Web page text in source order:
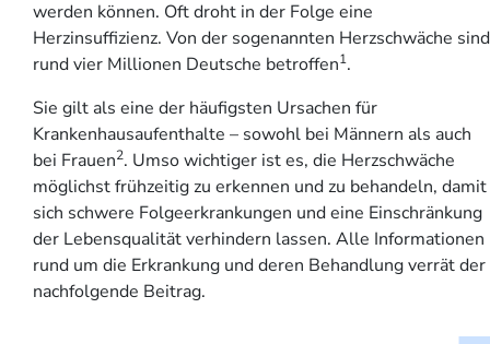
werden können. Oft droht in der Folge eine
Herzinsuffizienz. Von der sogenannten Herzschwäche sind
rund vier Millionen Deutsche betroffen1.
Sie gilt als eine der häufigsten Ursachen für
Krankenhausaufenthalte – sowohl bei Männern als auch
bei Frauen2. Umso wichtiger ist es, die Herzschwäche
möglichst frühzeitig zu erkennen und zu behandeln, damit
sich schwere Folgeerkrankungen und eine Einschränkung
der Lebensqualität verhindern lassen. Alle Informationen
rund um die Erkrankung und deren Behandlung verrät der
nachfolgende Beitrag.